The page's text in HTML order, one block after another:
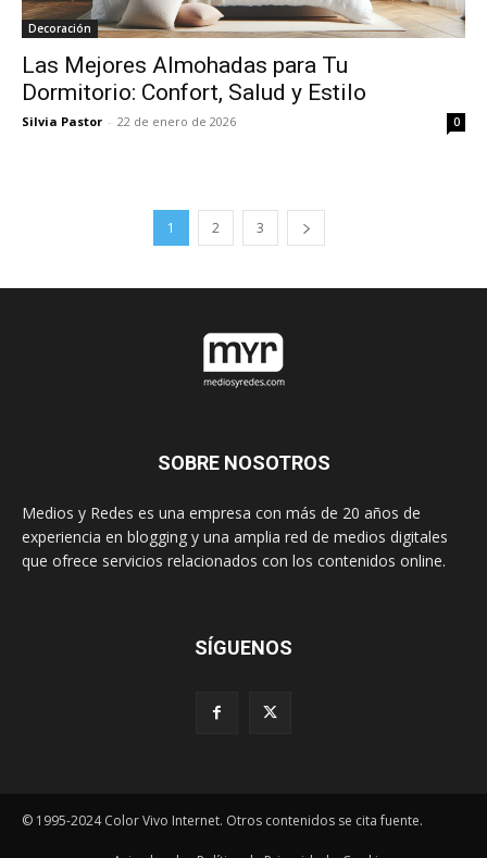
Decoración
Las Mejores Almohadas para Tu
Dormitorio: Confort, Salud y Estilo
Silvia Pastor - 22 de enero de 2026 0
1 2 3
SOBRE NOSOTROS
Medios y Redes es una empresa con más de 20 años de
experiencia en blogging y una amplia red de medios digitales
que ofrece servicios relacionados con los contenidos online.
SÍGUENOS
© 1995-2024 Color Vivo Internet. Otros contenidos se cita fuente.